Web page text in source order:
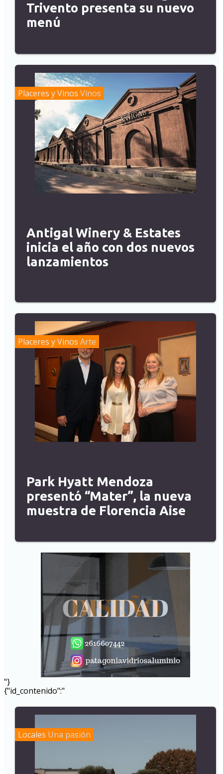
Trivento presenta su nuevo
menú
Placeres y Vinos Vinos
Antigal Winery & Estates
inicia el año con dos nuevos
lanzamientos
Placeres y Vinos Arte
Park Hyatt Mendoza
presentó “Mater”, la nueva
muestra de Florencia Aise
"}
{"id_contenido":"
Locales Una pasión